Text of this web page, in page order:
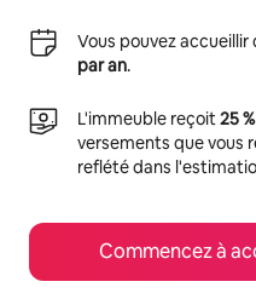
Vous pouvez accueillir
par an.
L'immeuble reçoit25
versements que vous
reflété dans
Commencez à